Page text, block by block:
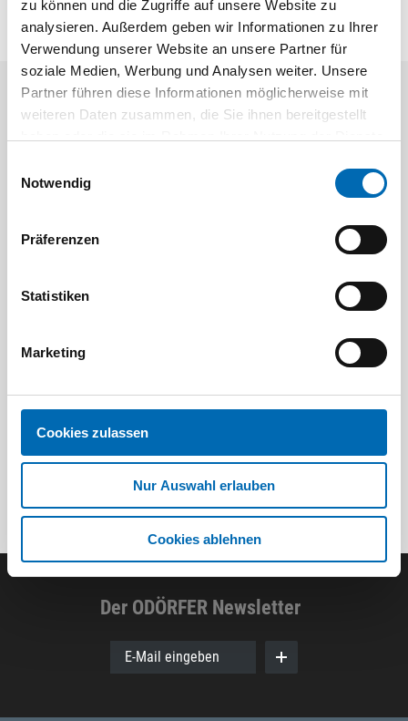
zu können und die Zugriffe auf unsere Website zu
analysieren. Außerdem geben wir Informationen zu Ihrer
Verwendung unserer Website an unsere Partner für
soziale Medien, Werbung und Analysen weiter. Unsere
Partner führen diese Informationen möglicherweise mit
weiteren Daten zusammen, die Sie ihnen bereitgestellt
Notwendig
Präferenzen
Statistiken
Marketing
Cookies zulassen
Nur Auswahl erlauben
Cookies ablehnen
Aktuelle Angebote
Bit-
Artikel-Nr.
Der ODÖRFER Newsletter
E-Mail eingeben